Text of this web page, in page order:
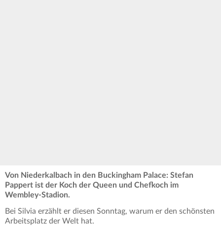
Von Niederkalbach in den Buckingham Palace: Stefan
Pappert ist der Koch der Queen und Chefkoch im
Wembley-Stadion.
Bei Silvia erzählt er diesen Sonntag, warum er den schönsten
Arbeitsplatz der Welt hat.